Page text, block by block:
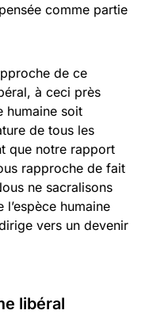
comme partie
de ce
à ceci près
humaine soit
de tous les
que notre rapport
rapproche de fait
ne sacralisons
humaine
vers un devenir
libéral